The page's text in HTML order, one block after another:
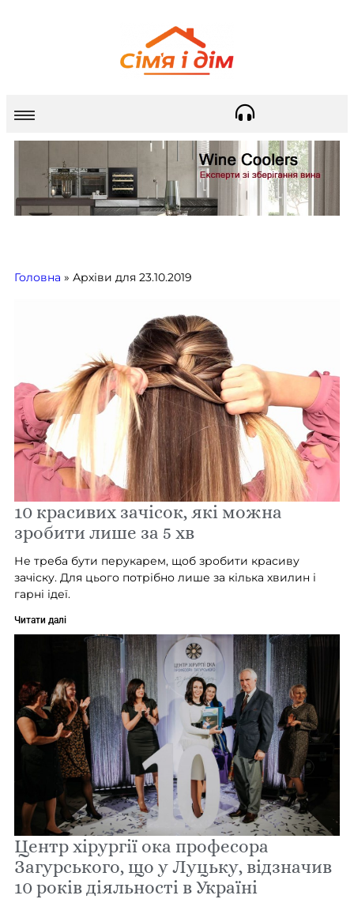
Головна » Архіви для 23.10.2019
10 красивих зачісок, які можна
зробити лише за 5 хв
Не треба бути перукарем, щоб зробити красиву
зачіску. Для цього потрібно лише за кілька хвилин і
гарні ідеї.
Читати далі
Центр хірургії ока професора
Загурського, що у Луцьку, відзначив
10 років діяльності в Україні